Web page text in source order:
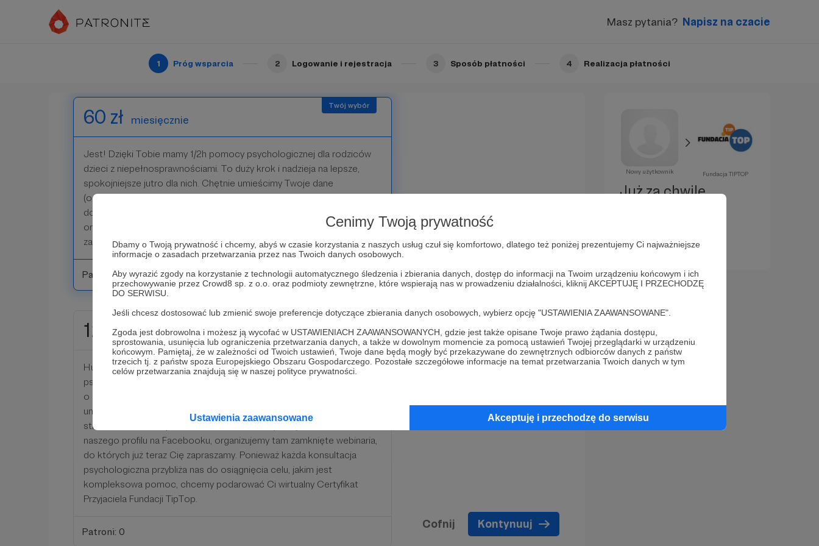
Cenimy Twoją prywatność
Dbamy o Twoją prywatność i chcemy, abyś w czasie korzystania z naszych usług czuł się komfortowo, dlatego też poniżej prezentujemy Ci najważniejsze
informacje o zasadach przetwarzania przez nas Twoich danych osobowych.
Aby wyrazić zgody na korzystanie z technologii automatycznego śledzenia i zbierania danych, dostęp do informacji na Twoim urządzeniu końcowym i ich
przechowywanie przez Crowd8 sp. z o.o. oraz podmioty zewnętrzne, które wspierają nas w prowadzeniu działalności, kliknij AKCEPTUJĘ I PRZECHODZĘ
DO SERWISU.
Jeśli chcesz dostosować lub zmienić swoje preferencje dotyczące zbierania danych osobowych, wybierz opcję "USTAWIENIA ZAAWANSOWANE".
Zgoda jest dobrowolna i możesz ją wycofać w USTAWIENIACH ZAAWANSOWANYCH, gdzie jest także opisane Twoje prawo żądania dostępu,
sprostowania, usunięcia lub ograniczenia przetwarzania danych, a także w dowolnym momencie za pomocą ustawień Twojej przeglądarki w urządzeniu
końcowym. Pamiętaj, że w zależności od Twoich ustawień, Twoje dane będą mogły być przekazywane do zewnętrznych odbiorców danych z państw
trzecich tj. z państw spoza Europejskiego Obszaru Gospodarczego. Pozostałe szczegółowe informacje na temat przetwarzania Twoich danych w tym
celów przetwarzania znajdują się w naszej polityce prywatności.
Ustawienia zaawansowane Akceptuję i przechodzę do serwisu
Masz pytania? Napisz na czacie
1 Próg wsparcia 2 Logowanie i rejestracja 3 Sposób płatności 4 Realizacja płatności
tam zamknięte webinaria, do których już teraz Cię zapraszamy.
60 zł miesięcznie
Jest! Dzięki Tobie mamy 1/2h pomocy psychologicznej dla rodziców
dzieci z niepełnosprawnościami. To duży krok i nadzieja na lepsze,
spokojniejsze jutro dla nich. Chętnie umieścimy Twoje dane
(oczywiście po wyrażeniu zgody) na naszej stronie w zakładce patroni,
dodatkowo zachęcamy do śledzenia naszego profilu na Facebooku,
organizujemy tam zamknięte webinaria, do których już teraz Cię
zapraszamy.
Patroni: 0
120 zł miesięcznie
Hura, hura, hura! Dzięki Twojej wpłacie zapewniamy godzinną sesję
psychologiczną. Dziękujemy, że jesteś z nami i wspierasz naszą walkę
o lepsze jutro dla rodziców dzieci z niepełnosprawnościami. Chętnie
umieścimy Twoje dane (oczywiście po wyrażeniu zgody) na naszej
stronie w zakładce patroni, dodatkowo zachęcamy do śledzenia
naszego profilu na Facebooku, organizujemy tam zamknięte webinaria,
do których już teraz Cię zapraszamy. Ponieważ każda konsultacja
psychologiczna przybliża nas do osiągnięcia celu, jakim jest
kompleksowa pomoc, chcemy podarować Ci wirtualny Certyfikat
Przyjaciela Fundacji TipTop.
Patroni: 0
Cofnij Kontynuuj
Nowy użytkownik Fundacja TIPTOP
Już za chwilę